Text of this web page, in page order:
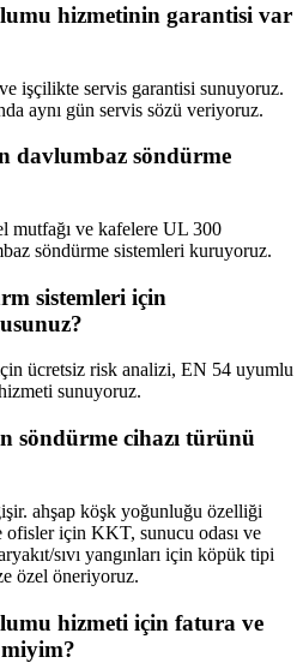
hizmetinin garantisi var
işçilikte servis garantisi sunuyoruz.
aynı gün servis sözü veriyoruz.
davlumbaz söndürme
mutfağı ve kafelere UL 300
söndürme sistemleri kuruyoruz.
sistemleri için
ücretsiz risk analizi, EN 54 uyumlu
sunuyoruz.
söndürme cihazı türünü
ahşap köşk yoğunluğu özelliği
ofisler için KKT, sunucu odası ve
sıvı yangınları için köpük tipi
özel öneriyoruz.
hizmeti için fatura ve